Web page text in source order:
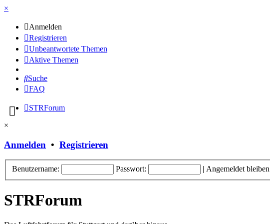
×
Anmelden
Registrieren
Unbeantwortete Themen
Aktive Themen
Suche
FAQ
STRForum
×
Anmelden • Registrieren
Benutzername: Passwort: | Angemeldet bleiben
STRForum